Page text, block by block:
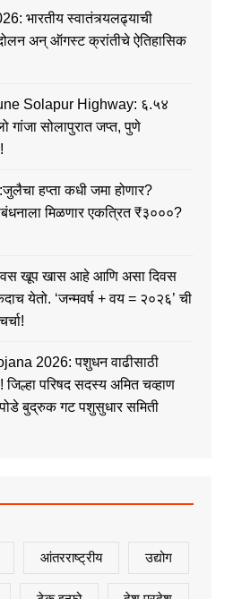
भारतीय स्वातंत्र्यलढ्याची
अन् ऑगस्ट क्रांतीचे ऐतिहासिक
Solapur Highway: ६.५४
गांजा सोलापुरात जप्त, पुणे
हप्ता कधी जमा होणार?
मिळणार एकत्रित ₹३०००?
खूप खास आहे आणि असा दिवस
येतो. ‘जन्मवर्ष + वय = २०२६’ ची
2026: पशुधन वाढीसाठी
जिल्हा परिषद सदस्य अमित चव्हाण
बुद्रुक गट पशुसुधार समिती
आंतरराष्ट्रीय उद्योग